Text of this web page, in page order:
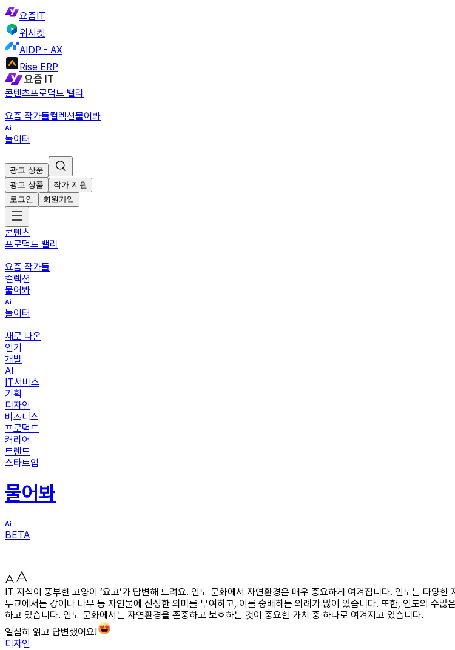
요즘IT
위시켓
AIDP - AX
Rise ERP
콘텐츠프로덕트 밸리
요즘 작가들컬렉션물어봐
놀이터
광고 상품
광고 상품
작가 지원
로그인
회원가입
콘텐츠
프로덕트 밸리
요즘 작가들
컬렉션
물어봐
놀이터
새로 나온
인기
개발
AI
IT서비스
기획
디자인
비즈니스
프로덕트
커리어
트렌드
스타트업
물어봐
BETA
IT 지식이 풍부한 고양이 ‘요고’가 답변해 드려요. 인도 문화에서 자연환경은 매우 중요하게 여겨집니다. 인도는 다양
두교에서는 강이나 나무 등 자연물에 신성한 의미를 부여하고, 이를 숭배하는 의례가 많이 있습니다. 또한, 인도의 수
하고 있습니다. 인도 문화에서는 자연환경을 존중하고 보호하는 것이 중요한 가치 중 하나로 여겨지고 있습니다.
열심히 읽고 답변했어요!
디자인